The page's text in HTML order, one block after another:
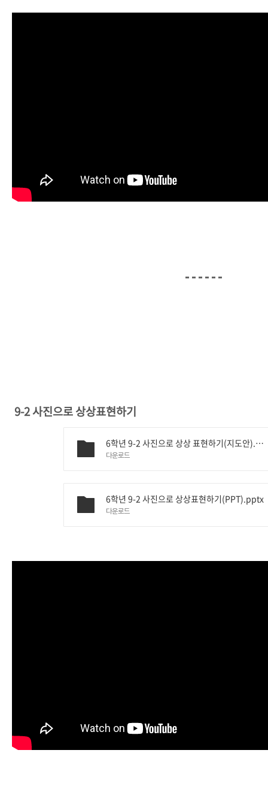
9-2 사진으로 상상표현하기
6학년 9-2 사진으로 상상 표현하기(지도안).hwp
다운로드
6학년 9-2 사진으로 상상표현하기(PPT).pptx
다운로드